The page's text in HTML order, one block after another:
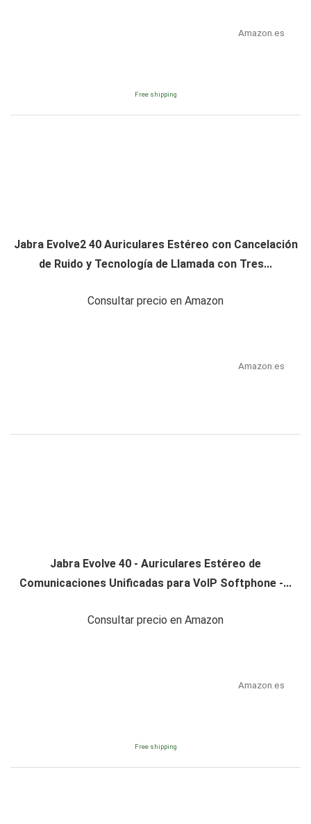
Amazon.es
Free shipping
Jabra Evolve2 40 Auriculares Estéreo con Cancelación
de Ruido y Tecnología de Llamada con Tres...
Consultar precio en Amazon
Amazon.es
Jabra Evolve 40 - Auriculares Estéreo de
Comunicaciones Unificadas para VoIP Softphone -...
Consultar precio en Amazon
Amazon.es
Free shipping